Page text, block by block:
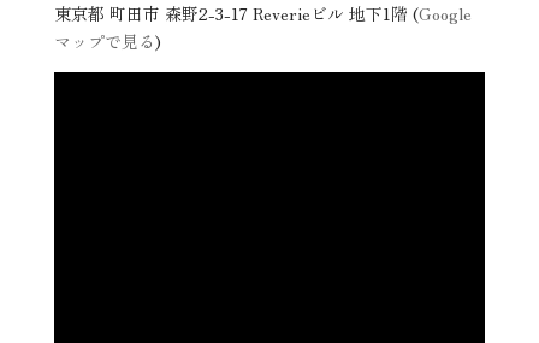
東京都 町田市 森野2-3-17 Reverieビル 地下1階 (Google
マップで見る)